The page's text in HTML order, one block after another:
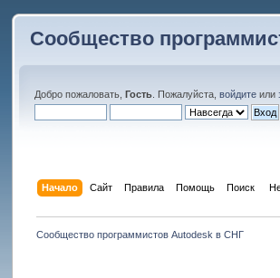
Сообщество
Добро пожаловать,Гость . Пожалуйста,войдите или
Начало Сайт Правила Помощь Поиск
Сообщество программистов Autodesk в СНГ